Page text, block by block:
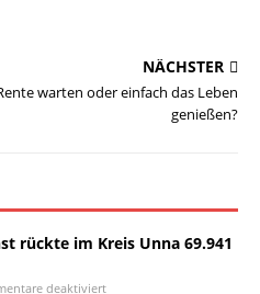
NÄCHSTER
warten oder einfach das Leben
genießen?
rückte im Kreis Unna 69.941
deaktiviert